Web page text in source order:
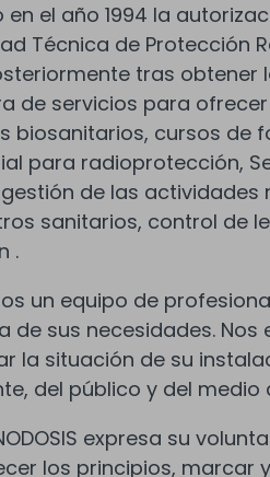
en el año 1994 la
Técnica de Protección
tras obtener
de servicios para
biosanitarios, cursos de
para radioprotección,
gestión de las
sanitarios, control de
.
un equipo de
de sus necesidades.
la situación de su
del público y del medio
expresa su
los principios, marcar